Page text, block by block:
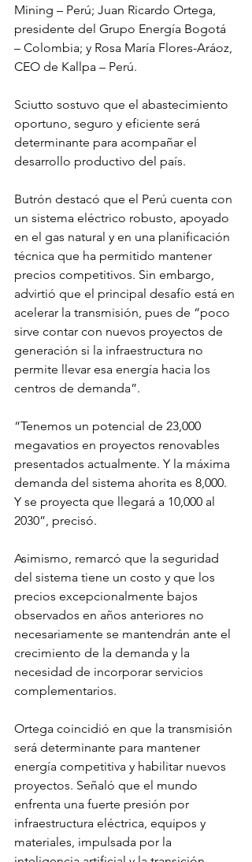
Mining – Perú; Juan Ricardo Ortega,
presidente del Grupo Energía Bogotá
– Colombia; y Rosa María Flores-Aráoz,
CEO de Kallpa – Perú.
Sciutto sostuvo que el abastecimiento
oportuno, seguro y eficiente será
determinante para acompañar el
desarrollo productivo del país.
Butrón destacó que el Perú cuenta con
un sistema eléctrico robusto, apoyado
en el gas natural y en una planificación
técnica que ha permitido mantener
precios competitivos. Sin embargo,
advirtió que el principal desafío está en
acelerar la transmisión, pues de “poco
sirve contar con nuevos proyectos de
generación si la infraestructura no
permite llevar esa energía hacia los
centros de demanda”.
“Tenemos un potencial de 23,000
megavatios en proyectos renovables
presentados actualmente. Y la máxima
demanda del sistema ahorita es 8,000.
Y se proyecta que llegará a 10,000 al
2030”, precisó.
Asimismo, remarcó que la seguridad
del sistema tiene un costo y que los
precios excepcionalmente bajos
observados en años anteriores no
necesariamente se mantendrán ante el
crecimiento de la demanda y la
necesidad de incorporar servicios
complementarios.
Ortega coincidió en que la transmisión
será determinante para mantener
energía competitiva y habilitar nuevos
proyectos. Señaló que el mundo
enfrenta una fuerte presión por
infraestructura eléctrica, equipos y
materiales, impulsada por la